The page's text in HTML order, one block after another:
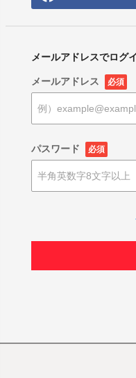
メールアドレスでログ
メールアドレス 必須
パスワード 必須